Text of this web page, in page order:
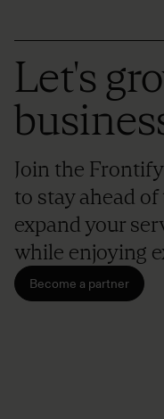
Let's
Join the
to stay ahead
expand your
while enjoying
Become a partner